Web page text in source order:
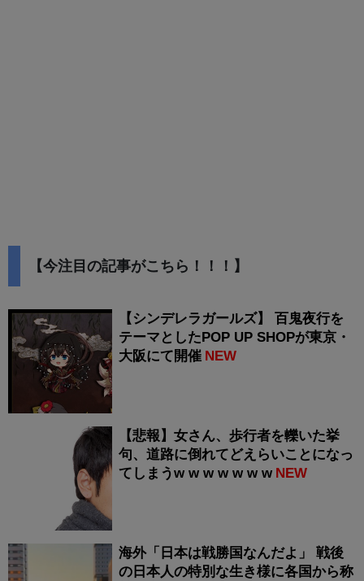
【今注目の記事がこちら！！！】
【シンデレラガールズ】 百鬼夜行を
テーマとしたPOP UP SHOPが東京・
大阪にて開催 NEW
【悲報】女さん、歩行者を轢いた挙
句、道路に倒れてどえらいことになっ
てしまうw w w w w w w NEW
海外「日本は戦勝国なんだよ」 戦後
の日本人の特別な生き様に各国から称